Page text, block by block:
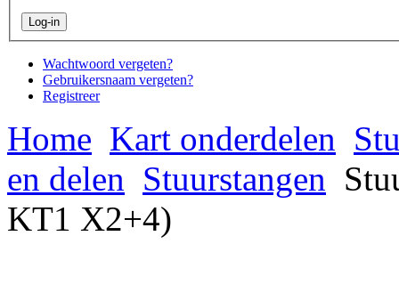
Wachtwoord vergeten?
Gebruikersnaam vergeten?
Registreer
Home Kart onderdelen
en delen Stuurstangen
KT1 X2+4)